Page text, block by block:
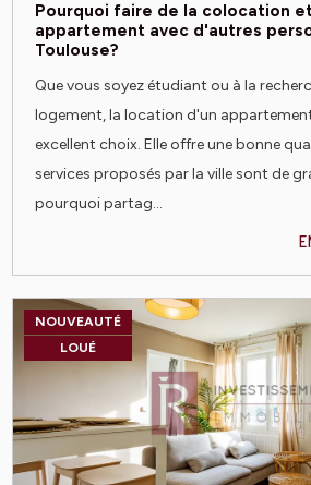
Pourquoi faire de la colocation
appartement avec d'autres
Toulouse?
Que vous soyez étudiant ou à la
logement, la location d'un
excellent choix. Elle offre une bonne
services proposés par la ville sont de
pourquoi partag...
NOUVEAUTÉ
LOUÉ